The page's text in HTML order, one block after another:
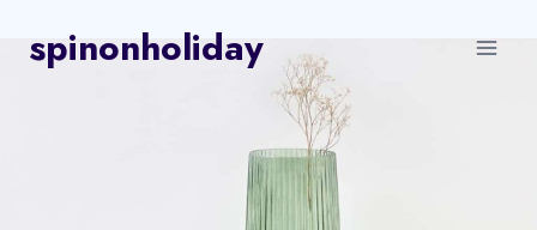
spinonholiday